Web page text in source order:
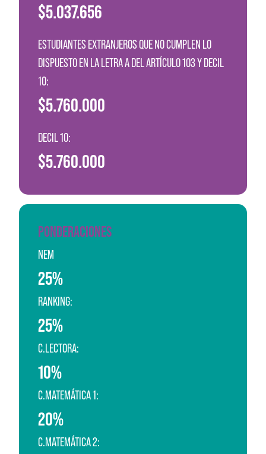
$5.037.656
ESTUDIANTES EXTRANJEROS QUE NO CUMPLEN LO
DISPUESTO EN LA LETRA A DEL ARTÍCULO 103 Y DECIL
10:
$5.760.000
DECIL 10:
$5.760.000
PONDERACIONES
NEM
25%
RANKING:
25%
C.LECTORA:
10%
C.MATEMÁTICA 1:
20%
C.MATEMÁTICA 2: